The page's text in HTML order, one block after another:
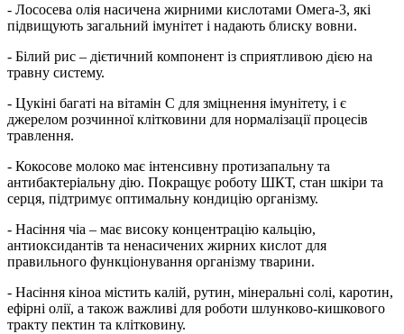
- Лососева олія насичена жирними кислотами Омега-3, які
підвищують загальний імунітет і надають блиску вовни.
- Білий рис – дієтичний компонент із сприятливою дією на
травну систему.
- Цукіні багаті на вітамін С для зміцнення імунітету, і є
джерелом розчинної клітковини для нормалізації процесів
травлення.
- Кокосове молоко має інтенсивну протизапальну та
антибактеріальну дію. Покращує роботу ШКТ, стан шкіри та
серця, підтримує оптимальну кондицію організму.
- Насіння чіа – має високу концентрацію кальцію,
антиоксидантів та ненасичених жирних кислот для
правильного функціонування організму тварини.
- Насіння кіноа містить калій, рутин, мінеральні солі, каротин,
ефірні олії, а також важливі для роботи шлунково-кишкового
тракту пектин та клітковину.